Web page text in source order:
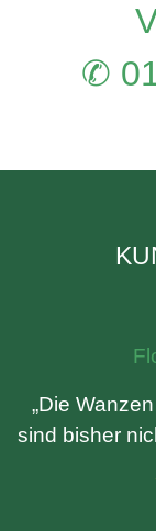
✆
„Die
sind bisher